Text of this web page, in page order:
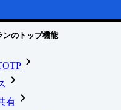
ンのトップ機能
有